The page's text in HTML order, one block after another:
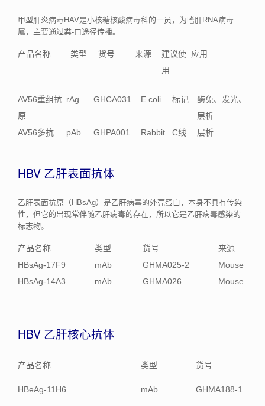
甲型肝炎病毒HAV是小核糖核酸病毒科的一员，为嗜肝RNA病毒
属，主要通过粪-口途径传播。
产品名称 类型 货号 来源
建议使
用
应用
AV56重组抗
原
rAg GHCA031 E.coli 标记
酶免、发光、
层析
AV56多抗
pAb GHPA001 Rabbit C线 层析
HBV 乙肝表面抗体
乙肝表面抗原（HBsAg）是乙肝病毒的外壳蛋白，本身不具有传染
性，但它的出现常伴随乙肝病毒的存在，所以它是乙肝病毒感染的
标志物。
产品名称 类型 货号
来源
HBsAg-17F9
mAb GHMA025-2
Mouse
HBsAg-14A3
mAb GHMA026 Mouse
HBV 乙肝核心抗体
产品名称 类型 货号
HBeAg-11H6 mAb GHMA188-1